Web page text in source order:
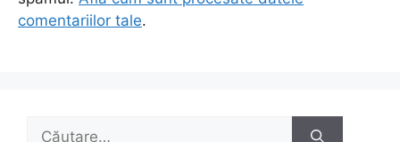
comentariilor tale.
Caută